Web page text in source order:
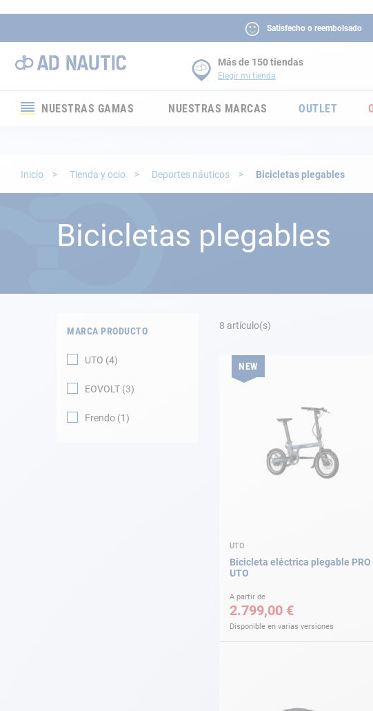
Satisfecho o reembolsado
Más de 150 tiendas
Elegir mi tienda
NUESTRAS GAMAS
Electricidad
Tienda y ocio
NUESTRAS MARCAS OUTLET
Inicio Tienda y ocio Deportes náuticos Bicicletas plegables
Bicicletas plegables
8 artículo(s)
NEW
UTO
Bicicleta eléctrica plegable PRO
UTO
A partir de
2.799,00 €
Disponible en varias versiones
MARCA PRODUCTO
UTO 4
EOVOLT 3
Frendo 1